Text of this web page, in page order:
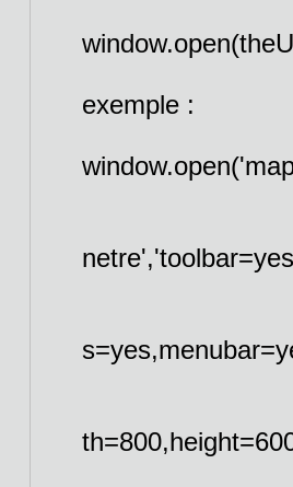
exemple :